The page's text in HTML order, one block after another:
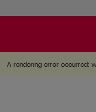
A rendering error
A rendering error occurred: